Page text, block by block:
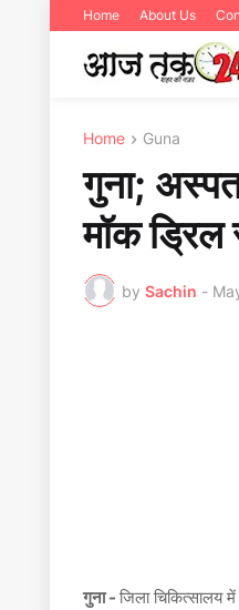
Home About Us
Home Guna
गुना;
मॉक
by Sachin -
गुना - जिला चिकित्सालय